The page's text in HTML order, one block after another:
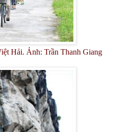
Hải. Ảnh: Trần Thanh Giang